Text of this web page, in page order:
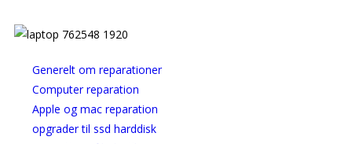
Generelt om reparationer
Computer reparation
Apple og mac reparation
opgrader til ssd harddisk